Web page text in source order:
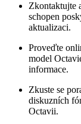
Zkontaktujte
schopen
aktualizaci.
Proveďte
model
informace.
Zkuste se
diskuzních
Octavii.